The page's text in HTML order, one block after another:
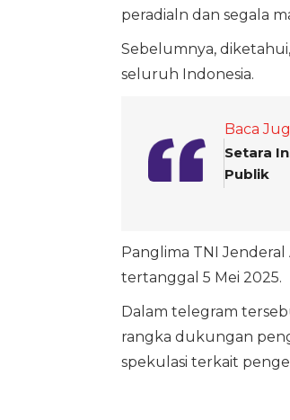
peradialn dan segala
Sebelumnya,
seluruh Indonesia.
Baca
Setara
Publik
Panglima TNI
tertanggal 5 Mei 2025.
Dalam telegram
rangka dukungan
spekulasi terkait